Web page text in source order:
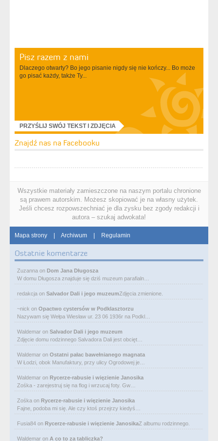
Pisz razem z nami
Dlaczego otwarty? Bo jego pisanie nigdy się nie kończy... Bo może
go pisać każdy, także Ty...
PRZYŚLIJ SWÓJ TEKST I ZDJĘCIA
Znajdź nas na Facebooku
Wszystkie materiały zamieszczone na naszym portalu chronione
są prawem autorskim. Możesz skopiować je na własny użytek.
Jeśli chcesz rozpowszechniać je dla zysku bez zgody redakcji i
autora – szukaj adwokata!
Mapa strony | Archiwum | Regulamin
Ostatnie komentarze
Zuzanna on Dom Jana Długosza
W domu Długosza znajduje się dziś muzeum parafialn…
redakcja on Salvador Dali i jego muzeumZdjęcia zmienione.
~nick on Opactwo cystersów w Podklasztorzu
Nazywam się Wełpa Wiesław ur. 23 06 1936r na Podkl…
Waldemar on Salvador Dali i jego muzeum
Zdjęcie domu rodzinnego Salvadora Dali jest obcięt…
Waldemar on Ostatni pałac bawełnianego magnata
W Łodzi, obok Manufaktury, przy ulicy Ogrodowej je…
Waldemar on Rycerze-rabusie i więzienie Janosika
Zośka - zarejestruj się na flog i wrzucaj foty. Gw…
Zośka on Rycerze-rabusie i więzienie Janosika
Fajne, podoba mi się. Ale czy ktoś przejrzy kiedyś…
Fusia84 on Rycerze-rabusie i więzienie JanosikaZ albumu rodzinnego.
Waldemar on A co to za tabliczka?